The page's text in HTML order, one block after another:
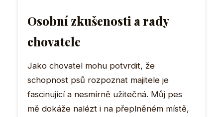
Osobní zkušenosti a rady
chovatele
Jako chovatel mohu potvrdit, že
schopnost psů rozpoznat majitele je
fascinující a nesmírně užitečná. Můj pes
mě dokáže nalézt i na přeplněném místě,